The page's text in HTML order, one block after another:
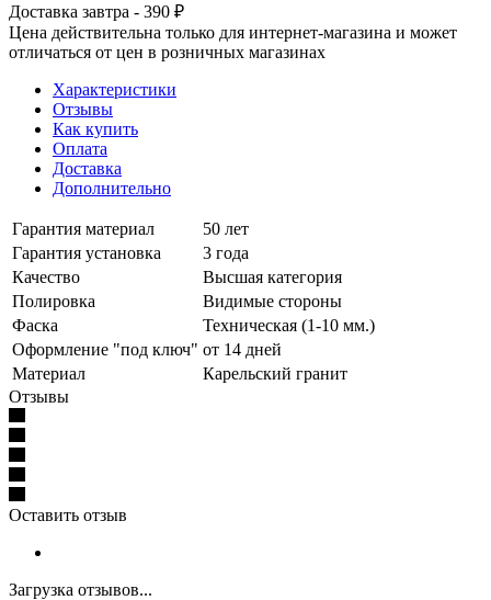
Доставка завтра - 390 ₽
Цена действительна только для интернет-магазина и может
отличаться от цен в розничных магазинах
Характеристики
Отзывы
Как купить
Оплата
Доставка
Дополнительно
Гарантия материал
50 лет
Гарантия установка
3 года
Качество
Высшая категория
Полировка
Видимые стороны
Фаска
Техническая (1-10 мм.)
Оформление "под ключ" от 14 дней
Материал
Карельский гранит
Отзывы
Оставить отзыв
Загрузка отзывов...